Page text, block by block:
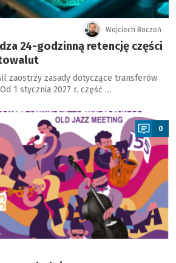
Wojciech Boczoń
24-godzinną retencję części
zaostrzy zasady dotyczące transferów
1 stycznia 2027 r. część …
0